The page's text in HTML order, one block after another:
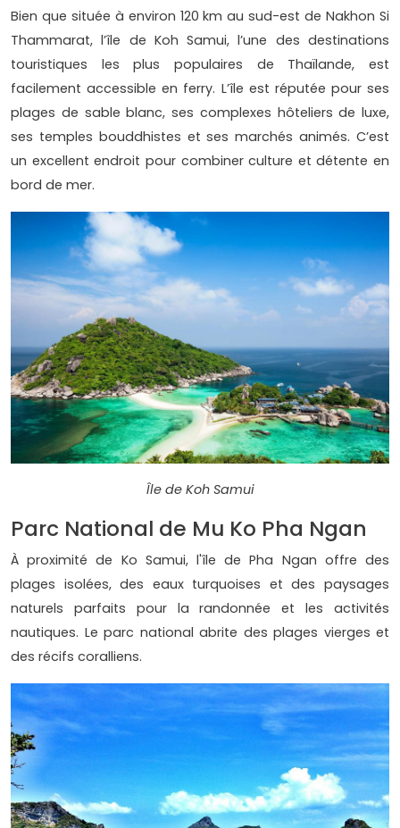
Bien que située à environ 120 km au sud-est de Nakhon Si
Thammarat, l’île de Koh Samui, l’une des destinations
touristiques les plus populaires de Thaïlande, est
facilement accessible en ferry. L’île est réputée pour ses
plages de sable blanc, ses complexes hôteliers de luxe,
ses temples bouddhistes et ses marchés animés. C’est
un excellent endroit pour combiner culture et détente en
bord de mer.
Île de Koh Samui
Parc National de Mu Ko Pha Ngan
À proximité de Ko Samui, l'île de Pha Ngan offre des
plages isolées, des eaux turquoises et des paysages
naturels parfaits pour la randonnée et les activités
nautiques. Le parc national abrite des plages vierges et
des récifs coralliens.